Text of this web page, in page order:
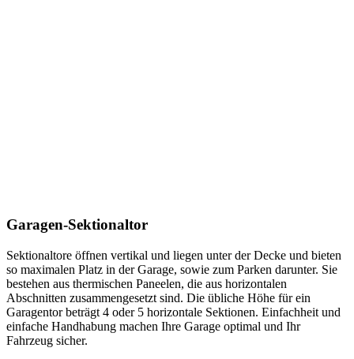
Garagen-Sektionaltor
Sektionaltore öffnen vertikal und liegen unter der Decke und bieten
so maximalen Platz in der Garage, sowie zum Parken darunter. Sie
bestehen aus thermischen Paneelen, die aus horizontalen
Abschnitten zusammengesetzt sind. Die übliche Höhe für ein
Garagentor beträgt 4 oder 5 horizontale Sektionen. Einfachheit und
einfache Handhabung machen Ihre Garage optimal und Ihr
Fahrzeug sicher.